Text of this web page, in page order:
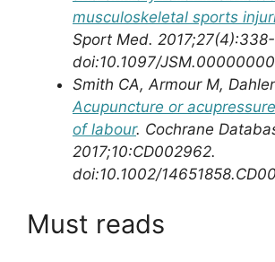
musculoskeletal sports
Sport Med.
doi:10.1097/
Smith CA, Armour M,
Acupuncture or
of labour. Cochrane
2017;10:CD002962.
doi:10.1002/
Must reads